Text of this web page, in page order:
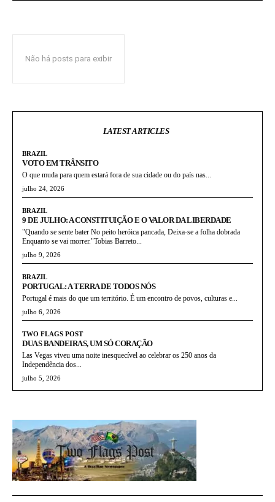
Não há posts para exibir
LATEST ARTICLES
BRAZIL
VOTO EM TRÂNSITO
O que muda para quem estará fora de sua cidade ou do país nas...
julho 24, 2026
BRAZIL
9 DE JULHO: A CONSTITUIÇÃO E O VALOR DA LIBERDADE
"Quando se sente bater No peito heróica pancada, Deixa-se a folha dobrada
Enquanto se vai morrer."Tobias Barreto...
julho 9, 2026
BRAZIL
PORTUGAL: A TERRA DE TODOS NÓS
Portugal é mais do que um território. É um encontro de povos, culturas e...
julho 6, 2026
TWO FLAGS POST
DUAS BANDEIRAS, UM SÓ CORAÇÃO
Las Vegas viveu uma noite inesquecível ao celebrar os 250 anos da
Independência dos...
julho 5, 2026